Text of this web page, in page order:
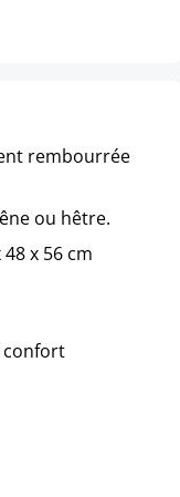
le moment.)
disponible pour le
rembourrée
ou hêtre.
x 56 cm
confort